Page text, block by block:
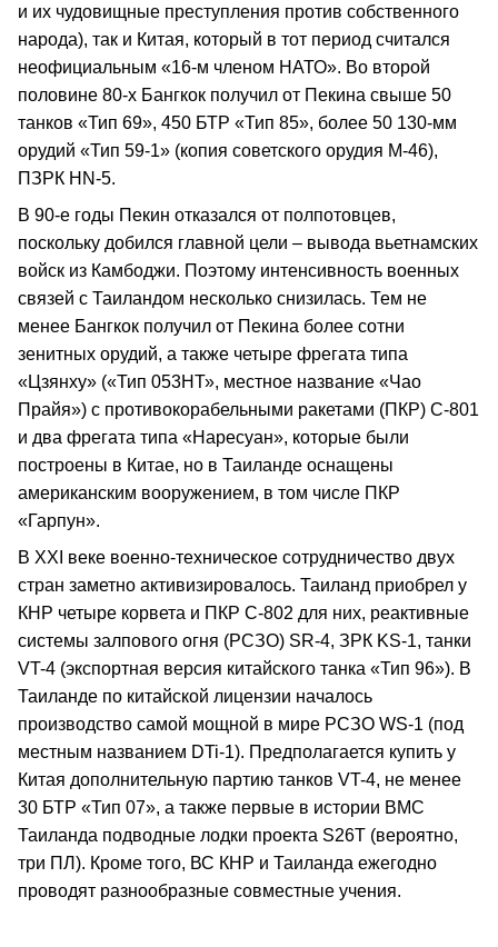
и их чудовищные преступления против собственного
народа), так и Китая, который в тот период считался
неофициальным «16-м членом НАТО». Во второй
половине 80-х Бангкок получил от Пекина свыше 50
танков «Тип 69», 450 БТР «Тип 85», более 50 130-мм
орудий «Тип 59-1» (копия советского орудия М-46),
ПЗРК НN-5.
В 90-е годы Пекин отказался от полпотовцев,
поскольку добился главной цели – вывода вьетнамских
войск из Камбоджи. Поэтому интенсивность военных
связей с Таиландом несколько снизилась. Тем не
менее Бангкок получил от Пекина более сотни
зенитных орудий, а также четыре фрегата типа
«Цзянху» («Тип 053НТ», местное название «Чао
Прайя») с противокорабельными ракетами (ПКР) С-801
и два фрегата типа «Наресуан», которые были
построены в Китае, но в Таиланде оснащены
американским вооружением, в том числе ПКР
«Гарпун».
В ХХI веке военно-техническое сотрудничество двух
стран заметно активизировалось. Таиланд приобрел у
КНР четыре корвета и ПКР С-802 для них, реактивные
системы залпового огня (РСЗО) SR-4, ЗРК KS-1, танки
VT-4 (экспортная версия китайского танка «Тип 96»). В
Таиланде по китайской лицензии началось
производство самой мощной в мире РСЗО WS-1 (под
местным названием DTi-1). Предполагается купить у
Китая дополнительную партию танков VT-4, не менее
30 БТР «Тип 07», а также первые в истории ВМС
Таиланда подводные лодки проекта S26Т (вероятно,
три ПЛ). Кроме того, ВС КНР и Таиланда ежегодно
проводят разнообразные совместные учения.